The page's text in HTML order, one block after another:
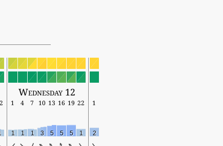
Wednesday 12
1 4 7 10 13 16 19 22
1
1 1 1 3 5 5 5 1 2